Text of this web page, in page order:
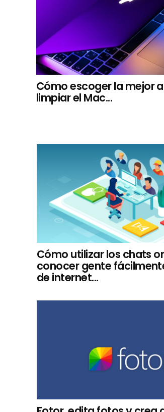
Cómo escoger la mejor
limpiar el Mac...
Cómo utilizar los chats
conocer gente
de internet...